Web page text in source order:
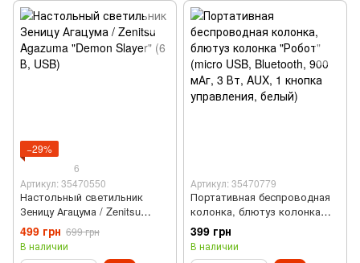
−29%
6
Артикул: 35470550
Настольный светильник
Зеницу Агацума / Zenitsu
Agazuma "Demon Slayer" (6 В,
USB)
499 грн 699 грн
В наличии
Артикул: 35470779
Портативная беспроводная
колонка, блютуз колонка
"Робот" (micro USB, Bluetooth,
900 мАг, 3 Вт, AUX, 1 кнопка
управления, белый)
399 грн
В наличии